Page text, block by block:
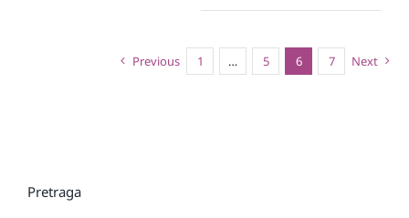
Previous 1 … 5 6 7 Next
Pretraga